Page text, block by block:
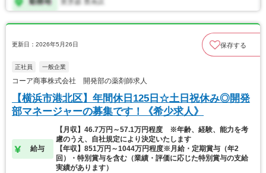
更新日：2026年5月26日 保存する
正社員 一般企業
コーア商事株式会社 開発部の薬剤師求人
【横浜市港北区】年間休日125日☆土日祝休み◎開発
部マネージャーの募集です！《希少求人》
給与
【月収】46.7万円～57.1万円程度 ※年齢、経験、能力を考
慮のうえ、自社規定により決定いたします
【年収】851万円～1044万円程度※月給・定期賞与（年2
回）・特別賞与を含む（業績・評価に応じた特別賞与の支給
実績があります）